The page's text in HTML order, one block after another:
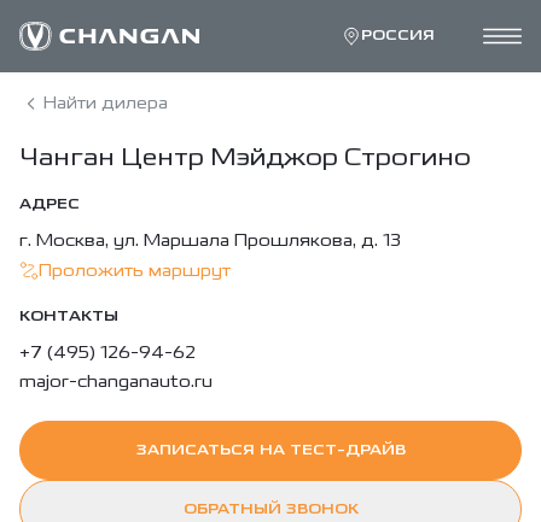
РОССИЯ
Найти дилера
Чанган Центр Мэйджор Строгино
АДРЕС
г. Москва, ул. Маршала Прошлякова, д. 13
Проложить маршрут
КОНТАКТЫ
+7 (495) 126-94-62
major-changanauto.ru
ЗАПИСАТЬСЯ НА ТЕСТ-ДРАЙВ
ОБРАТНЫЙ ЗВОНОК